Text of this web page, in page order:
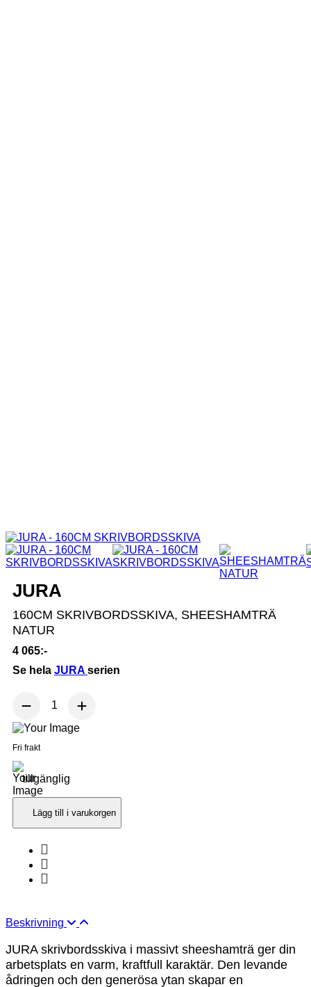
JURA
160CM SKRIVBORDSSKIVA, SHEESHAMTRÄ
NATUR
4 065:-
Se hela JURA serien
Fri frakt
tillgänglig
Lägg till i varukorgen
Beskrivning
JURA skrivbordsskiva i massivt sheeshamträ ger din
arbetsplats en varm, kraftfull karaktär. Den levande
ådringen och den generösa ytan skapar en